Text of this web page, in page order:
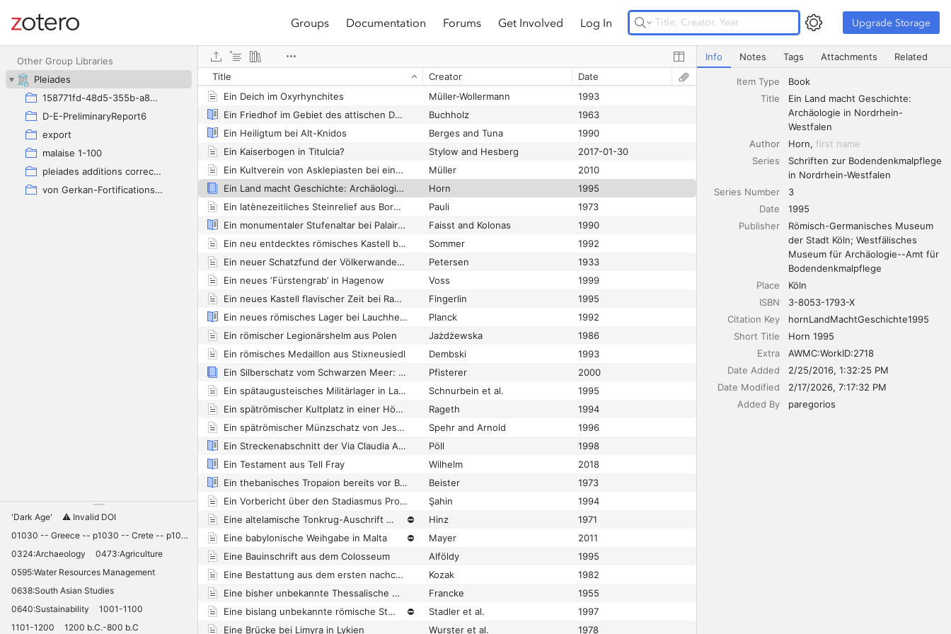
Site navigation
Groups Documentation Forums Get Involved Log In Upgrade Storage Upgrade Storage
Other Group Libraries
Pleiades
158771fd-48d5-355b-a887-59923900a426
D-E-PreliminaryReport6
export
malaise 1-100
pleiades additions corrected
von Gerkan-Fortifications(Dura)
'Dark Age'
⚠️ Invalid DOI
01030 -- Greece -- p1030 -- Crete -- p1030 -- Knossos -- 11030 -- palaces -- Minoan -- 10420
0324:Archaeology
0473:Agriculture
0595:Water Resources Management
0638:South Asian Studies
0640:Sustainability
1001-1100
1101-1200
1200 b.C.-800 b.C
Title Creator Date
Gaube
1974
Ein Deich im Oxyrhynchites
Müller-Wollermann
1993
Ein Friedhof im Gebiet des attischen Demos Kephale
Buchholz
1963
Ein Heiligtum bei Alt-Knidos
Berges and Tuna
1990
Ein Kaiserbogen in Titulcia?
Stylow and Hesberg
2017-01-30
Ein Kultverein von Asklepiasten bei einem attalidischen Phrourion im Yüntdağ
Müller
2010
Ein Land macht Geschichte: Archäologie in Nordrhein-Westfalen
Horn
1995
Ein latènezeitliches Steinrelief aus Bormio am Stilfser Joch
Pauli
1973
Ein monumentaler Stufenaltar bei Palairos in Akarnanien. Vorläufiger Bericht
Faisst and Kolonas
1990
Ein neu entdecktes römisches Kastell bei Frittlingen nahe Rottweil
Sommer
1992
Ein neuer Schatzfund der Völkerwanderungszeit im Breslauer Museum
Petersen
1933
Ein neues ‘Fürstengrab’ in Hagenow
Voss
1999
Ein neues Kastell flavischer Zeit bei Rammersweier, Stadt Offenburg, Ortenaukreis
Fingerlin
1995
Ein neues römisches Lager bei Lauchheim, Ostalbkreis
Planck
1992
Ein römischer Legionärshelm aus Polen
Jażdżewska
1986
Ein römisches Medaillon aus Stixneusiedl
Dembski
1993
Ein Silberschatz vom Schwarzen Meer: Beobachtungen zum Geldumlauf im Achaimenidenreich
Pfisterer
2000
Ein spätaugusteisches Militärlager in Lahnau-Waldgirmes (Hessen)
Schnurbein et al.
1995
Ein spätrömischer Kultplatz in einer Höhle bei Zillis GR
Rageth
1994
Ein spätrömischer Münzschatz von Jesau bei Kamenz
Spehr and Arnold
1996
Ein Streckenabschnitt der Via Claudia Augusta in Nordtirol: Die Grabungen am Prügelweg Lermoos/Bez. Reutte 1992-1995
Pöll
1998
Ein Testament aus Tell Fray
Wilhelm
2018
Ein thebanisches Tropaion bereits vor Beginn der Schlacht bei Leuktra. Zur Interpretation von IG VII 2462 und Paus. 4, 32, 5
Beister
1973
Ein Vorbericht über den Stadiasmus Provinciae Lyciae in Patara
Şahin
1994
Eine altelamische Tonkrug-Auschrift vom Rande der Lut
⛔ Hinz
1971
Eine babylonische Weihgabe in Malta
⛔ Mayer
2011
Eine Bauinschrift aus dem Colosseum
Alföldy
1995
Eine Bestattung aus dem ersten nachchristlichen Jahrhundert am Oberlauf des Dnjestr
Kozak
1982
Eine bisher unbekannte Thessalische Münze aus Argura
Francke
1955
Eine bislang unbekannte römische Strassenstation in Oberdrauburg, Kärnten. Vorbericht. [Illustr.]
⛔ Stadler et al.
1997
Eine Brücke bei Limyra in Lykien
Wurster et al. 1978
Ein Land macht Geschichte: Archäologie in Nordrhein-
Info Notes Tags Attachments Related
Item Type
Book
Title
Ein Land macht Geschichte:
Archäologie in Nordrhein-
Westfalen
Author
Horn first name
Series
Schriften zur Bodendenkmalpflege
in Nordrhein-Westfalen
Series Number
3
Date
1995
Publisher
Römisch-Germanisches Museum
der Stadt Köln; Westfälisches
Museum für Archäologie--Amt für
Bodendenkmalpflege
Place
Köln
ISBN
3-8053-1793-X
Citation Key
hornLandMachtGeschichte1995
Short Title
Horn 1995
Extra
AWMC:WorkID:2718
Date Added
2/25/2016, 1:32:25 PM
Date Modified
2/17/2026, 7:17:32 PM
Added By
paregorios